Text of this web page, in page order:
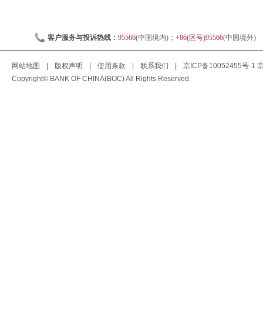
客户服务与投诉热线： 95566(中国境内)； +86(区号)95566(中国境外)
网站地图 版权声明 使用条款 联系我们 京ICP备10052455号-1
Copyright© BANK OF CHINA(BOC) All Rights Reserved.